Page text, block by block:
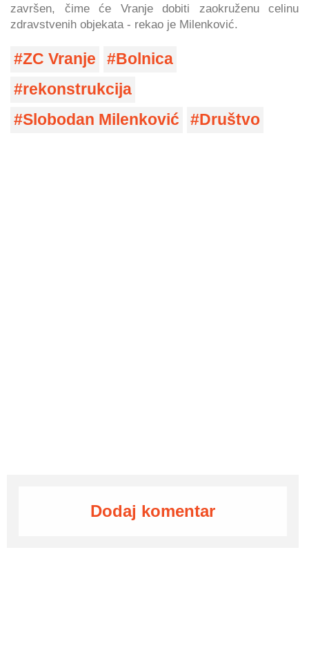
završen, čime će Vranje dobiti zaokruženu celinu
zdravstvenih objekata - rekao je Milenković.
ZC Vranje
Bolnica
rekonstrukcija
Slobodan Milenković
Društvo
Dodaj komentar